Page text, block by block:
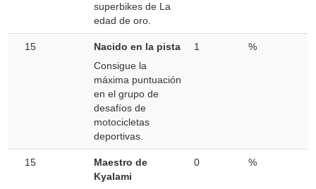
superbikes de La
edad de oro.
15
Nacido en la pista
Consigue la
máxima puntuación
en el grupo de
desafíos de
motocicletas
deportivas.
1 %
15
Maestro de
Kyalami
0 %